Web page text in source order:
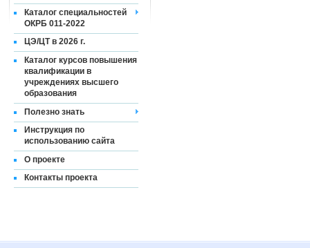
Каталог специальностей
ОКРБ 011-2022
ЦЭ/ЦТ в 2026 г.
Каталог курсов повышения
квалификации в
учреждениях высшего
образования
Полезно знать
Инструкция по
использованию сайта
О проекте
Контакты проекта